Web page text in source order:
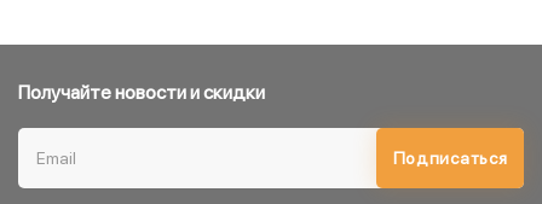
Получайте новости и скидки
Подписаться